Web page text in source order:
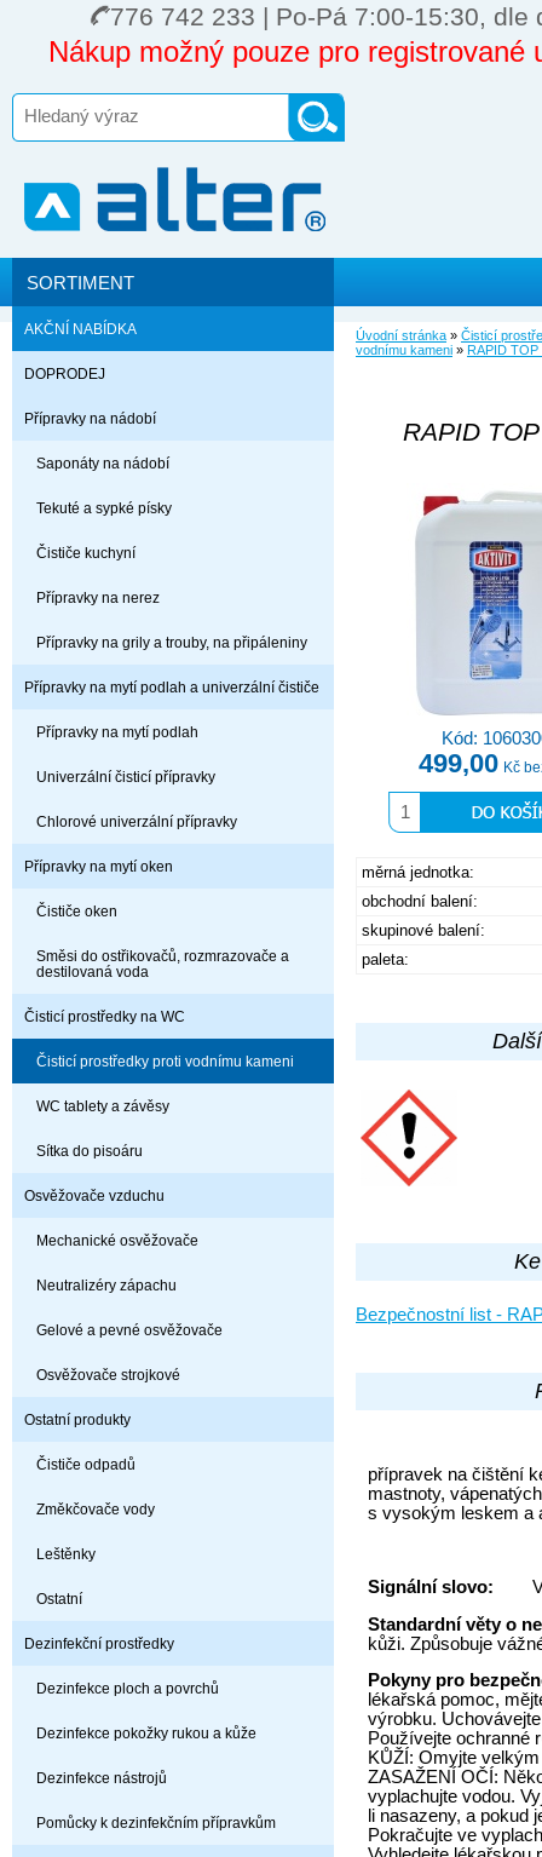
776 742 233 | Po-Pá 7:00-15:30, dle
Nákup možný pouze pro registrované
SORTIMENT
AKČNÍ NABÍDKA
DOPRODEJ
Přípravky na nádobí
Saponáty na nádobí
Tekuté a sypké písky
Čističe kuchyní
Přípravky na nerez
Přípravky na grily a trouby, na připáleniny
Přípravky na mytí podlah a univerzální čističe
Přípravky na mytí podlah
Univerzální čisticí přípravky
Chlorové univerzální přípravky
Přípravky na mytí oken
Čističe oken
Směsi do ostřikovačů, rozmrazovače a
destilovaná voda
Čisticí prostředky na WC
Čisticí prostředky proti vodnímu kameni
WC tablety a závěsy
Sítka do pisoáru
Osvěžovače vzduchu
Mechanické osvěžovače
Neutralizéry zápachu
Gelové a pevné osvěžovače
Osvěžovače strojkové
Ostatní produkty
Čističe odpadů
Změkčovače vody
Leštěnky
Ostatní
Dezinfekční prostředky
Dezinfekce ploch a povrchů
Dezinfekce pokožky rukou a kůže
Dezinfekce nástrojů
Pomůcky k dezinfekčním přípravkům
Úvodní stránka » Čisticí
vodnímu kameni » RAPID TOP
RAPID
Kód:
499,00 Kč
měrná jednotka:
obchodní balení:
skupinové balení:
paleta:
Bezpečnostní list -
přípravek na čištění
mastnoty,
s vysokým leskem a
Signální slovo:
Standardní věty o
kůži. Způsobuje
Pokyny pro
lékařská pomoc,
výrobku.
Používejte ochranné
KŮŽÍ: Omyjte
ZASAŽENÍ OČÍ:
vyplachujte vodou.
li nasazeny, a pokud
Pokračujte ve